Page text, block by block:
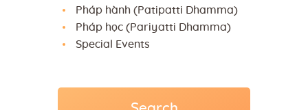
Pháp hành (Patipatti Dhamma)
Pháp học (Pariyatti Dhamma)
Special Events